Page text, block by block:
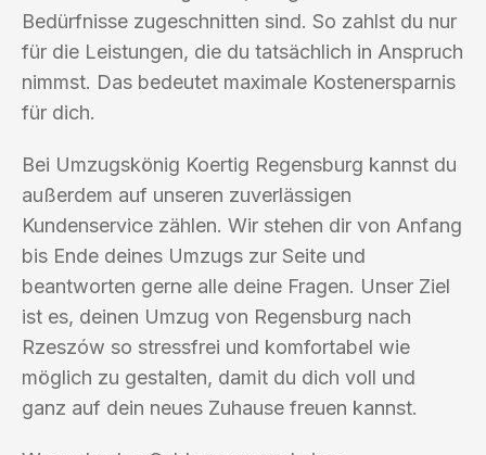
Bedürfnisse zugeschnitten sind. So zahlst du nur
für die Leistungen, die du tatsächlich in Anspruch
nimmst. Das bedeutet maximale Kostenersparnis
für dich.
Bei Umzugskönig Koertig Regensburg kannst du
außerdem auf unseren zuverlässigen
Kundenservice zählen. Wir stehen dir von Anfang
bis Ende deines Umzugs zur Seite und
beantworten gerne alle deine Fragen. Unser Ziel
ist es, deinen Umzug von Regensburg nach
Rzeszów so stressfrei und komfortabel wie
möglich zu gestalten, damit du dich voll und
ganz auf dein neues Zuhause freuen kannst.